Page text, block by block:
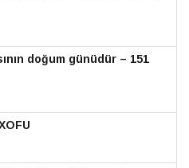
doğum günüdür – 151